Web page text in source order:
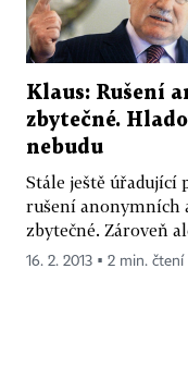
Klaus: Rušení
zbytečné.
nebudu
Stále ještě úřadující
rušení anonymních
zbytečné. Zároveň
16. 2. 2013 ▪ 2 min. čtení